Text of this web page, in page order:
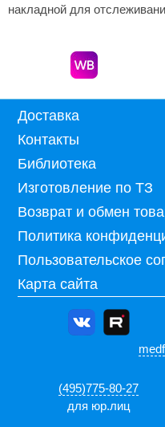
накладной для
Доставка
Контакты
Библиотека
Изготовление по ТЗ
Возврат и обмен
Политика
Пользовательское
Карта сайта
(495)775-80-27
для юр.лиц